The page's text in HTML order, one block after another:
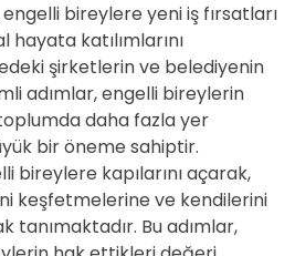
bireylere yeni iş fırsatları
hayata katılımlarını
şirketlerin ve belediyenin
adımlar, engelli bireylerin
daha fazla yer
bir öneme sahiptir.
bireylere kapılarını açarak,
keşfetmelerine ve kendilerini
tanımaktadır. Bu adımlar,